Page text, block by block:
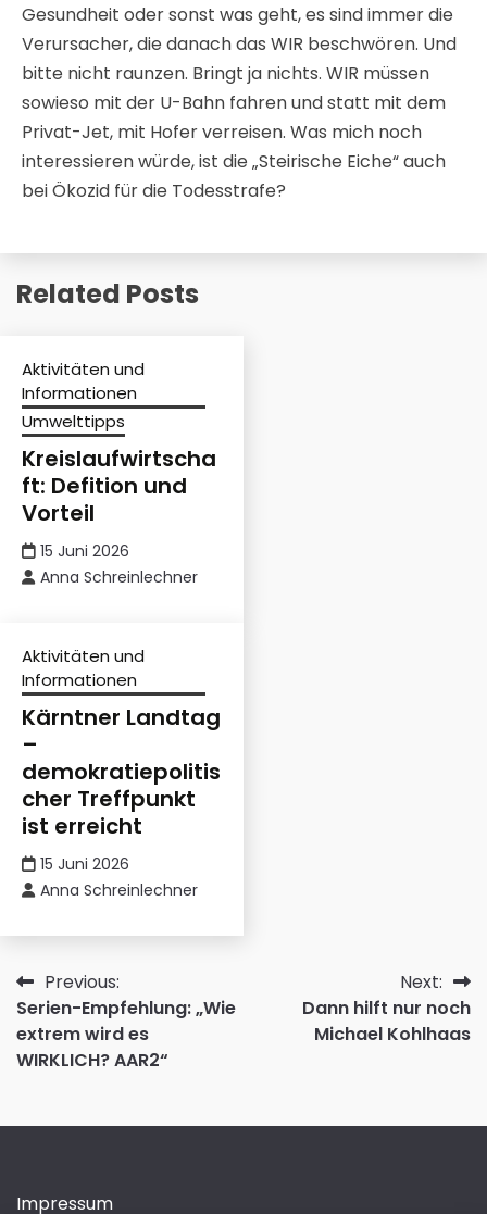
Gesundheit oder sonst was geht, es sind immer die
Verursacher, die danach das WIR beschwören. Und
bitte nicht raunzen. Bringt ja nichts. WIR müssen
sowieso mit der U-Bahn fahren und statt mit dem
Privat-Jet, mit Hofer verreisen. Was mich noch
interessieren würde, ist die „Steirische Eiche“ auch
bei Ökozid für die Todesstrafe?
Related Posts
Aktivitäten und
Informationen
Umwelttipps
Kreislaufwirtscha
ft: Defition und
Vorteil
15 Juni 2026
Anna Schreinlechner
Aktivitäten und
Informationen
Kärntner Landtag
–
demokratiepolitis
cher Treffpunkt
ist erreicht
15 Juni 2026
Anna Schreinlechner
Beitragsnavigation
Previous:
Serien-Empfehlung: „Wie
extrem wird es
WIRKLICH? AAR2“
Next:
Dann hilft nur noch
Michael Kohlhaas
Impressum